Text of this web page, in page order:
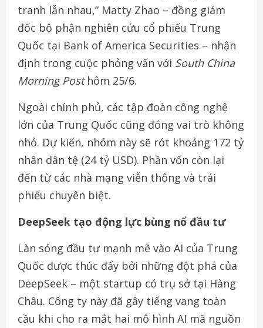
tranh lẫn nhau,” Matty Zhao – đồng giám
đốc bộ phận nghiên cứu cổ phiếu Trung
Quốc tại Bank of America Securities – nhận
định trong cuộc phỏng vấn với South China
Morning Posthôm 25/6.
Ngoài chính phủ, các tập đoàn công nghệ
lớn của Trung Quốc cũng đóng vai trò không
nhỏ. Dự kiến, nhóm này sẽ rót khoảng 172 tỷ
nhân dân tệ (24 tỷ USD). Phần vốn còn lại
đến từ các nhà mạng viễn thông và trái
phiếu chuyên biệt.
DeepSeek tạo động lực bùng nổ đầu tư
Làn sóng đầu tư mạnh mẽ vào AI của Trung
Quốc được thúc đẩy bởi những đột phá của
DeepSeek – một startup có trụ sở tại Hàng
Châu. Công ty này đã gây tiếng vang toàn
cầu khi cho ra mắt hai mô hình AI mã nguồn